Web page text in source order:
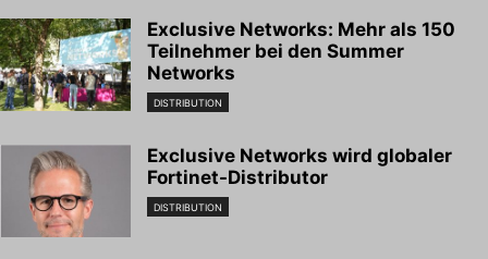
Exclusive Networks: Mehr als 150
Teilnehmer bei den Summer
Networks
DISTRIBUTION
Exclusive Networks wird globaler
Fortinet-Distributor
DISTRIBUTION